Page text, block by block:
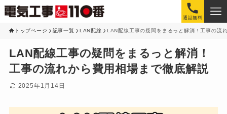
通話無料
トップページ 記事一覧 LAN配線 LAN配線工事の疑問をまるっと解消！工事の流
LAN配線工事の疑問をまるっと解消！
工事の流れから費用相場まで徹底解説
2025年1月14日